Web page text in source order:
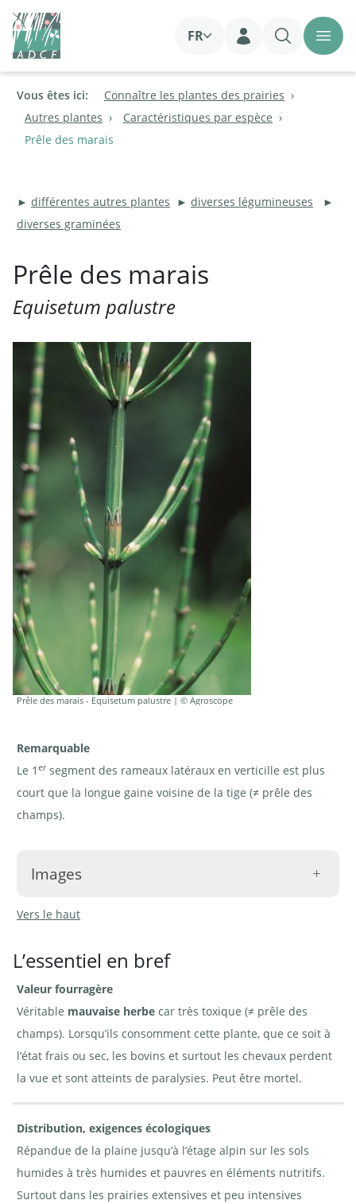
FR
Login
Vous êtes ici:
Connaître les plantes des prairies
Autres plantes
Caractéristiques par espèce
Prêle des marais
► différentes autres plantes ► diverses légumineuses ►
diverses graminées
Prêle des marais
Equisetum palustre
Prêle des marais - Equisetum palustre | © Agroscope
Remarquable
Le 1 ersegment des rameaux latéraux en verticille est plus
court que la longue gaine voisine de la tige (≠ prêle des
champs).
Images
Prêle des
Equisetum
palustre |
©
Agroscope
Prêle des
marais -
Equisetum
palustre.
Population
| ©
Agroscope
mare | © e-pics A.Krebs
Vers le haut
L’essentiel en bref
Valeur fourragère
Véritable mauvaise herbe car très toxique (≠ prêle des
champs). Lorsqu’ils consomment cette plante, que ce soit à
l’état frais ou sec, les bovins et surtout les chevaux perdent
la vue et sont atteints de paralysies. Peut être mortel.
Distribution, exigences écologiques
Répandue de la plaine jusqu’à l’étage alpin sur les sols
humides à très humides et pauvres en éléments nutritifs.
Surtout dans les prairies extensives et peu intensives